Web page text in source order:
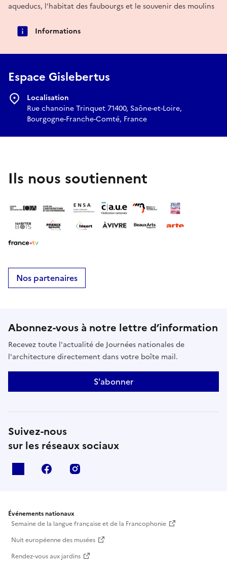
aqueducs, l'habitat des faubourgs et le souvenir des moulins
Informations
Espace Gislebertus
Localisation
Rue chanoine Trinquet 71400, Saône-et-Loire,
Bourgogne-Franche-Comté, France
Ils nous soutiennent
Nos partenaires
Abonnez-vous à notre lettre d’information
Recevez toute l'actualité de Journées nationales de
l'architecture directement dans votre boîte mail.
S'abonner
Suivez-nous
sur les réseaux sociaux
facebook
Événements nationaux
Semaine de la langue française et de la Francophonie
Nuit européenne des musées
Rendez-vous aux jardins